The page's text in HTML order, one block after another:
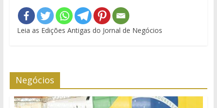
Leia as Edições Antigas do Jornal de Negócios
Negócios